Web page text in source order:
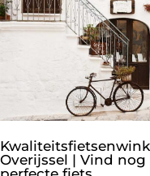
Overijssel | Vind nog